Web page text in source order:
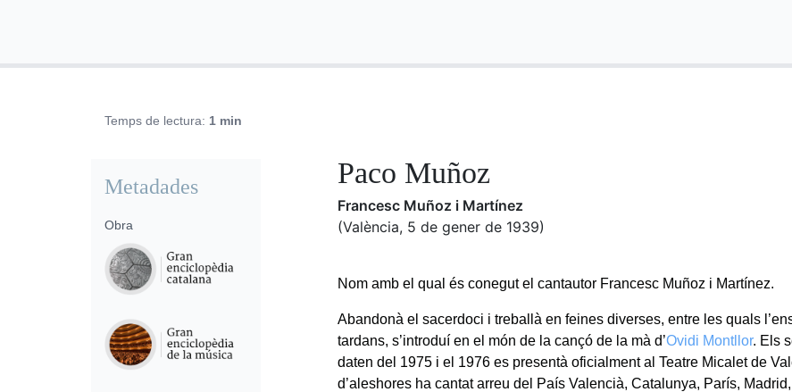
Temps de lectura: 1 min
Paco Muñoz
Francesc Muñoz i Martínez
(València, 5 de gener de 1939)
Nom amb el qual és conegut el cantautor Francesc Muñoz i Martínez.
Abandonà el sacerdoci i treballà en feines diverses, entre les quals
tardans, s’introduí en el món de la cançó de la mà d’Ovidi Montllor. Els
daten del 1975 i el 1976 es presentà oficialment al Teatre Micalet de
d’aleshores ha cantat arreu del País Valencià, Catalunya, París,
Metadades
Obra